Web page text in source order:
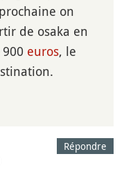
on
de osaka en
euros, le
Répondre